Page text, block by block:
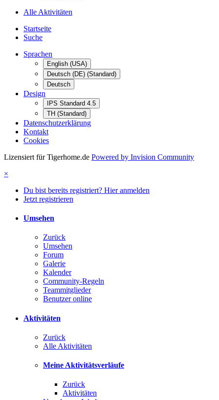
Alle Aktivitäten
Startseite
Suche
Sprachen
English (USA)
Deutsch (DE) (Standard)
Deutsch
Design
IPS Standard 4.5
TH (Standard)
Datenschutzerklärung
Kontakt
Cookies
Lizensiert für Tigerhome.de Powered by Invision Community
×
Du bist bereits registriert? Hier anmelden
Jetzt registrieren
Umsehen
Zurück
Umsehen
Forum
Galerie
Kalender
Community-Regeln
Teammitglieder
Benutzer online
Aktivitäten
Zurück
Alle Aktivitäten
Meine Aktivitätsverläufe
Zurück
Aktivitäten